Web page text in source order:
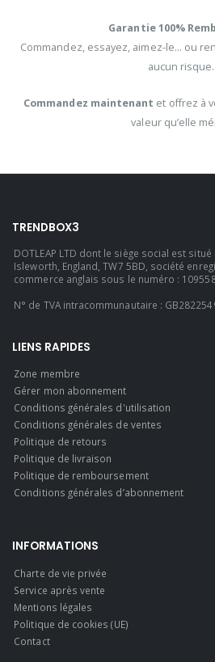
Garantie 100%
Commandez, essayez, aimez-le… ou
aucun risque.
Commandez maintenant et offrez à
valeur qu’elle
TRENDBOX3
DOTLEAP LTD dont le siège social est situé
Isleworth, England, TW7 5BD, société
commerce anglais sous le numéro :
N° de TVA intracommunautaire :
LIENS RAPIDES
Zone membre
Gérer mon abonnement
Conditions générales d'utilisation
Conditions générales de ventes
Politique de retours
Politique de livraison
Politique de remboursement
Conditions générales d’abonnement
INFORMATIONS
Charte de vie privée
Service après vente
Mentions légales
Politique de cookies (UE)
Contact